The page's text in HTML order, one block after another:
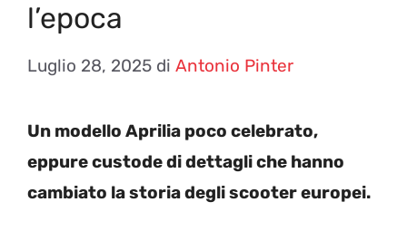
l’epoca
Luglio 28, 2025 di Antonio Pinter
Un modello Aprilia poco celebrato,
eppure custode di dettagli che hanno
cambiato la storia degli scooter europei.